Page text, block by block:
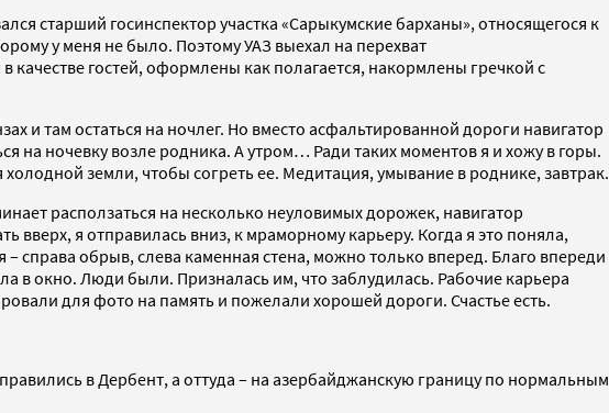
старший госинспектор участка «Сарыкумские барханы», относящегося к
у меня не было. Поэтому УАЗ выехал на перехват
гостей, оформлены как полагается, накормлены гречкой с
и там остаться на ночлег. Но вместо асфальтированной дороги навигатор
на ночевку возле родника. А утром… Ради таких моментов я и хожу в горы.
земли, чтобы согреть ее. Медитация, умывание в роднике, завтрак.
расползаться на несколько неуловимых дорожек, навигатор
вверх, я отправилась вниз, к мраморному карьеру. Когда я это поняла,
справа обрыв, слева каменная стена, можно только вперед. Благо впереди
в окно. Люди были. Призналась им, что заблудилась. Рабочие карьера
для фото на память и пожелали хорошей дороги. Счастье есть.
в Дербент, а оттуда – на азербайджанскую границу по нормальным